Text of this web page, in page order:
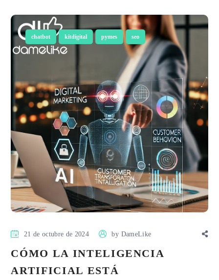
chatbot kitdigital pymes seo
21 de octubre de 2024 by DameLike
CÓMO LA INTELIGENCIA
ARTIFICIAL ESTÁ